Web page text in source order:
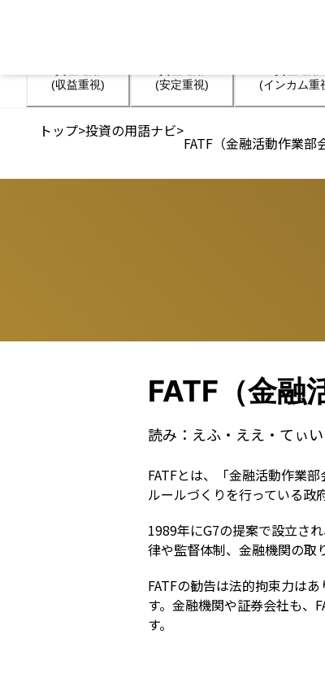
(収益重視)
(安定重視)
(インカム重
トップ>投資の用語ナビ>
FATF（金融活動作業部
FATF（金融
読み： えふ・ええ・てぃ
FATFとは、「金融活動作業
ルールづくりを行っている政
1989年にG7の提案で設立さ
律や監督体制、金融機関の取
FATFの勧告は法的拘束力は
す。金融機関や証券会社も、
す。